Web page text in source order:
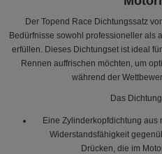
Der Topend Race Dichtungssatz
Bedürfnisse sowohl professioneller als
erfüllen. Dieses Dichtungset ist ideal
Rennen auffrischen möchten, um
während der
Das
Eine Zylinderkopfdichtung aus
Widerstandsfähigkeit
Drücken, die im